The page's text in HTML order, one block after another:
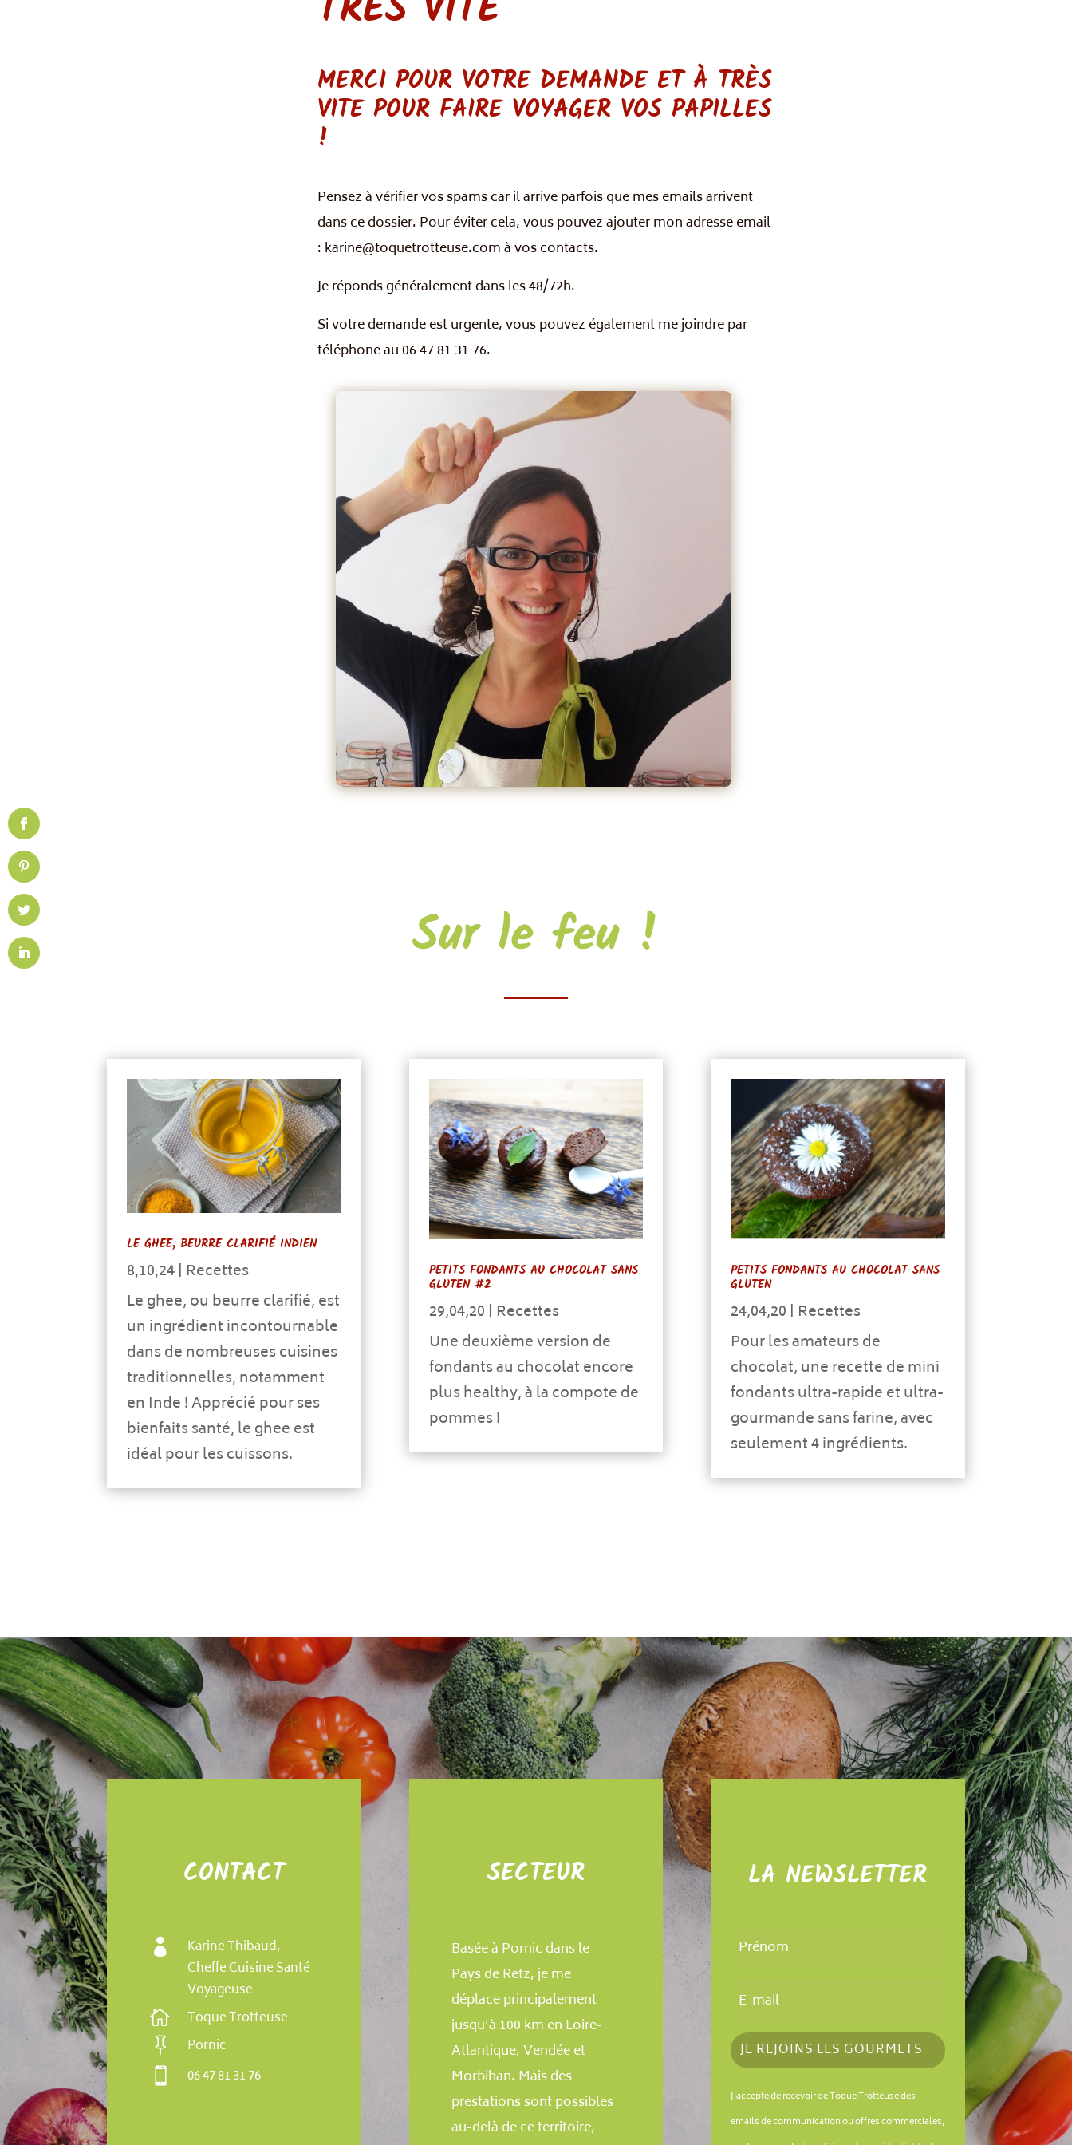
MERCI POUR VOTRE DEMANDE ET À TRÈS
VITE POUR FAIRE VOYAGER VOS PAPILLES
!
Pensez à vérifier vos spams car il arrive parfois que mes emails arrivent
dans ce dossier. Pour éviter cela, vous pouvez ajouter mon adresse email
: karine@toquetrotteuse.com à vos contacts.
Je réponds généralement dans les 48/72h.
Si votre demande est urgente, vous pouvez également me joindre par
téléphone au 06 47 81 31 76.
Sur le feu !
LE GHEE, BEURRE CLARIFIÉ INDIEN
8,10,24| Recettes
Le ghee, ou beurre clarifié, est
un ingrédient incontournable
dans de nombreuses cuisines
traditionnelles, notamment
en Inde ! Apprécié pour ses
bienfaits santé, le ghee est
idéal pour les cuissons.
PETITS FONDANTS AU CHOCOLAT SANS
GLUTEN #2
29,04,20 | Recettes
Une deuxième version de
fondants au chocolat encore
plus healthy, à la compote de
pommes !
PETITS FONDANTS AU CHOCOLAT SANS
GLUTEN
24,04,20 | Recettes
Pour les amateurs de
chocolat, une recette de mini
fondants ultra-rapide et ultra-
gourmande sans farine, avec
seulement 4 ingrédients.
CONTACT

Karine Thibaud,
Cheffe Cuisine Santé
Voyageuse
 Toque Trotteuse
 Pornic
 06 47 81 31 76
SECTEUR
Basée à Pornic dans le
Pays de Retz, je me
déplace principalement
jusqu'à 100 km en Loire-
Atlantique, Vendée et
Morbihan. Mais des
prestations sont possibles
au-delà de ce territoire,
LA NEWSLETTER
JE REJOINS LES GOURMETS
J'accepte de recevoir de Toque Trotteuse des
emails de communication ou offres commerciales,